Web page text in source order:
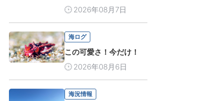
2026年08月7日
海ログ
この可愛さ！今だけ！
2026年08月6日
海況情報